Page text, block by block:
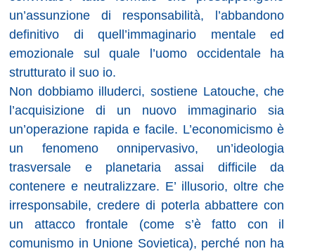
un’assunzione di responsabilità, l’abbandono
definitivo di quell’immaginario mentale ed
emozionale sul quale l’uomo occidentale ha
strutturato il suo io.
Non dobbiamo illuderci, sostiene Latouche, che
l’acquisizione di un nuovo immaginario sia
un’operazione rapida e facile. L’economicismo è
un fenomeno onnipervasivo, un’ideologia
trasversale e planetaria assai difficile da
contenere e neutralizzare. E’ illusorio, oltre che
irresponsabile, credere di poterla abbattere con
un attacco frontale (come s’è fatto con il
comunismo in Unione Sovietica), perché non ha